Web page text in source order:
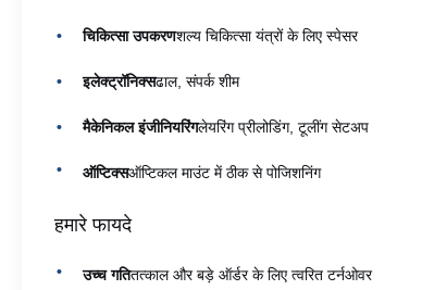
चिकित्सा उपकरणशल्य चिकित्सा यंत्रों के लिए स्पेसर
इलेक्ट्रॉनिक्सढाल, संपर्क शीम
मैकेनिकल इंजीनियरिंगलेयरिंग प्रीलोडिंग, टूलींग सेटअप
ऑप्टिक्सऑप्टिकल माउंट में ठीक से पोजिशनिंग
हमारे फायदे
उच्च गतितत्काल और बड़े ऑर्डर के लिए त्वरित टर्नओवर